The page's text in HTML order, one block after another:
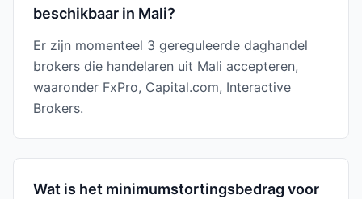
beschikbaar in Mali?
Er zijn momenteel 3 gereguleerde daghandel
brokers die handelaren uit Mali accepteren,
waaronder FxPro, Capital.com, Interactive
Brokers.
Wat is het minimumstortingsbedrag voor